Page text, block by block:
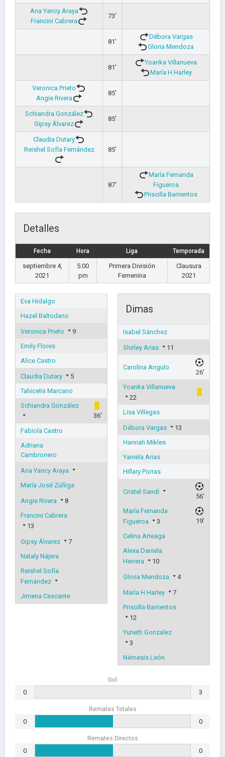
Ana Yancy Araya
Francini Cabrera
73'
81'
Débora Vargas
Gloria Mendoza
81'
Yoanka Villanueva
María H Harley
Veronica Prieto
Angie Rivera
85'
Schiandra González
Gipsy Álvarez
85'
Claudia Dutary
Reishel Sofía Fernández
85'
87'
María Fernanda
Figueroa
Priscilla Barrientos
Detalles
Fecha Hora Liga Temporada
septiembre 4,
2021
5:00
pm
Primera División
Femenina
Clausura
2021
Eva Hidalgo
Hazel Baltodano
Veronica Prieto
9
Emily Flores
Alice Castro
Claudia Dutary
5
Tahicelis Marcano
Schiandra González
36'
Fabiola Castro
Adriana
Cambronero
Ana Yancy Araya
María José Zúñiga
Angie Rivera
8
Francini Cabrera
13
Gipsy Álvarez
7
Nataly Nájera
Reishel Sofía
Fernández
Jimena Cascante
Dimas
Isabel Sánchez
Shirley Arias 11
Carolina Angulo
26'
Yoanka Villanueva
22
Lisa Villegas
Débora Vargas
13
Hannah Mikles
Yaniela Arias
Hillary Porras
Cristel Sandí
56'
María Fernanda
Figueroa
3
19'
Celina Arteaga
Alexa Daniela
Herrera
10
Gloria Mendoza 4
María H Harley
7
Priscilla Barrientos
12
Yurieth Gonzalez
3
Némesis León
Gol
0 3
Remates Totales
0 0
Remates Directos
0 0